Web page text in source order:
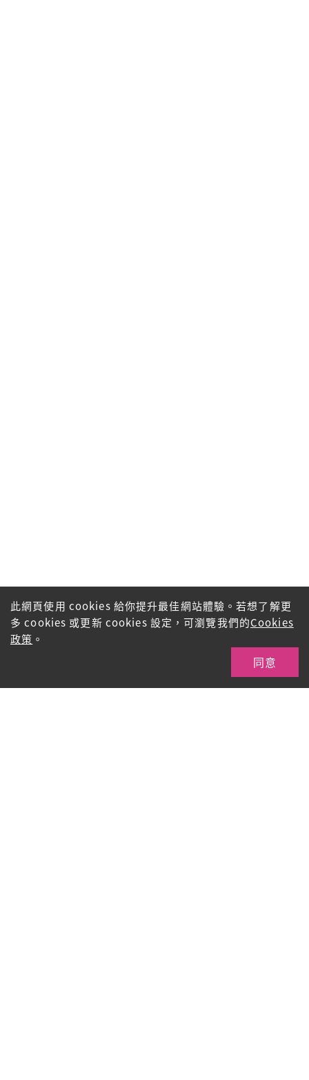
此網頁使用 cookies 給你提升最佳網站體驗。若想了解更
多 cookies 或更新 cookies 設定，可瀏覽我們的Cookies
政策 。
同意